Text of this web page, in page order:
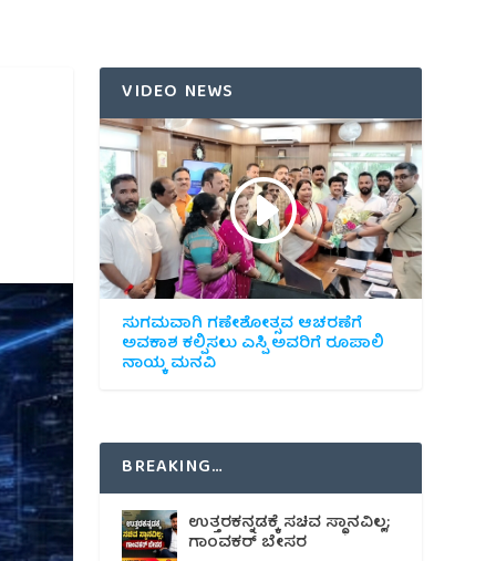
VIDEO NEWS
ಸುಗಮವಾಗಿ ಗಣೇಶೋತ್ಸವ ಆಚರಣೆಗೆ
ಅವಕಾಶ ಕಲ್ಪಿಸಲು ಎಸ್ಪಿ ಅವರಿಗೆ ರೂಪಾಲಿ
ನಾಯ್ಕ ಮನವಿ
BREAKING…
ಉತ್ತರಕನ್ನಡಕ್ಕೆ ಸಚಿವ ಸ್ಥಾನವಿಲ್ಲ;
ಗಾಂವಕರ್ ಬೇಸರ